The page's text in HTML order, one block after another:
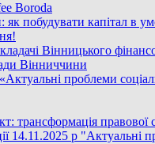
Boroda
побудувати капітал в
Вінницького
Вінниччини
проблеми
трансформація правової
14.11.2025 р "Актуальні